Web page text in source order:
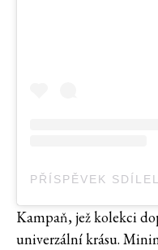
Kampaň, jež kolekci
univerzální krásu.